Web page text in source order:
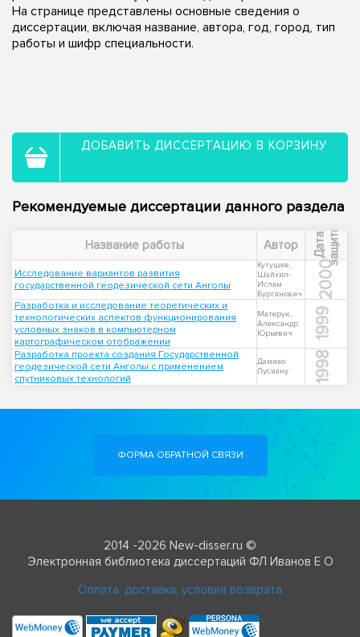
На странице представлены основные сведения о
диссертации, включая название, автора, год, город, тип
работы и шифр специальности.
ДОБАВИТЬ ДИССЕРТАЦИЮ В КОРЗИНУ
Рекомендуемые диссертации данного раздела
Название работы Автор Д
а
т
а
з
а
щ
и
т ы
Исследование вариантов развития
государственной геодезической сети Анголы
Кутушев,
Шайхил-
Ислам
Бурганович
2000
Разработка и исследование теоретических и
технологических аспектов функционирования
условных знаков в компьютерном
картографическом отображении
Матерук,
Александр
Юрьевич
1999
Разработка проекта создания Государственной
геодезической сети Анголы с применением
спутниковых технологий
Дамиао
Лусиану
1998
ФОРМА ОБРАТНОЙ СВЯЗИ
2014 -2026 New-disser.ru ©
Электронная библиотека диссертаций ФЛ Иванов Е О
Оплата, доставка, условия возврата